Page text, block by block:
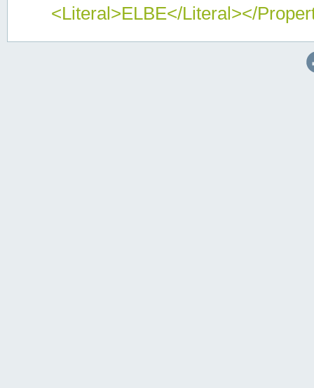
<Literal>ELBE</Literal></